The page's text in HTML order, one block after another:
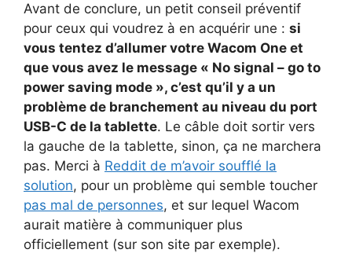
Avant de conclure, un petit conseil préventif
pour ceux qui voudrez à en acquérir une : si
vous tentez d’allumer votre Wacom One et
que vous avez le message « No signal – go to
power saving mode », c’est qu’il y a un
problème de branchement au niveau du port
USB-C de la tablette. Le câble doit sortir vers
la gauche de la tablette, sinon, ça ne marchera
pas. Merci à Reddit de m’avoir soufflé la
solution, pour un problème qui semble toucher
pas mal de personnes, et sur lequel Wacom
aurait matière à communiquer plus
officiellement (sur son site par exemple).